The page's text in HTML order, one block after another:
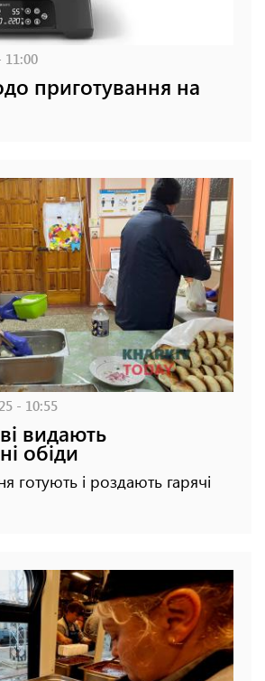
11:00
приготування на
- 10:55
видають
обіди
готують і роздають гарячі